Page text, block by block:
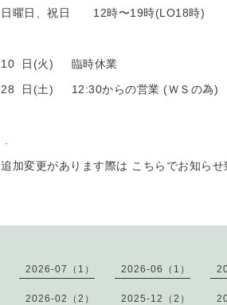
日曜日、祝日 12時〜19時(LO18時)
10 日(火) 臨時休業
28 日(土) 12:30からの営業 (ＷＳの為)
追加変更があります際は こちらでお知らせ
2026-07（1） 2026-06（1）
2026-02（2） 2025-12（2）